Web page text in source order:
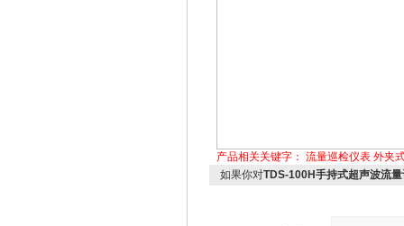
产品相关关键字： 流量巡检仪表 外夹
如果你对TDS-100H手持式超声波流